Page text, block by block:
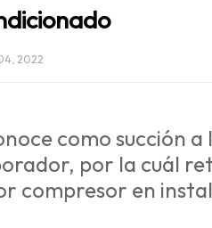
2022
como succión
por la cuál
compresor en